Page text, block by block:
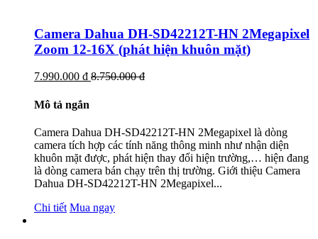
Camera Dahua DH-SD42212T-HN 2Megapixel
Zoom 12-16X (phát hiện khuôn mặt)
7.990.000 đ 8.750.000 đ
Mô tả ngắn
Camera Dahua DH-SD42212T-HN 2Megapixel là dòng
camera tích hợp các tính năng thông minh như nhận diện
khuôn mặt được, phát hiện thay đổi hiện trường,… hiện đang
là dòng camera bán chạy trên thị trường. Giới thiệu Camera
Dahua DH-SD42212T-HN 2Megapixel...
Chi tiết Mua ngay